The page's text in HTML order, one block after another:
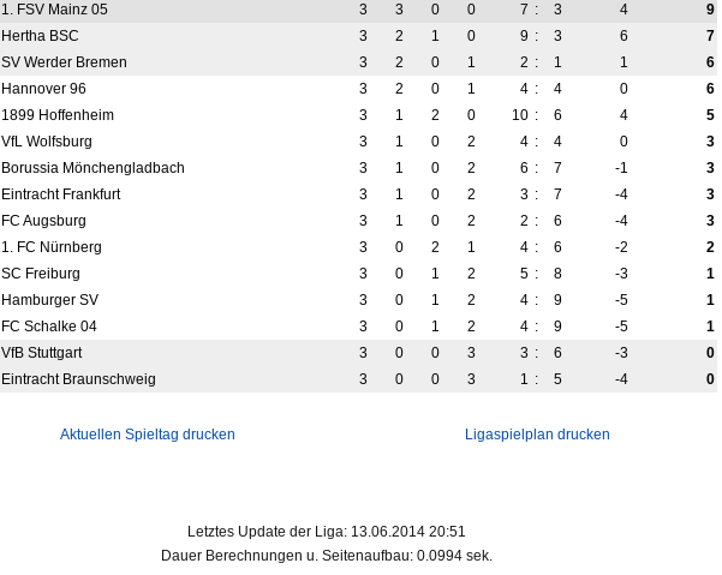
1. FSV Mainz 05 3 3 0 0 7 : 3 4
9
Hertha BSC 3 2 1 0 9 : 3 6
7
SV Werder Bremen 3 2 0 1 2 : 1 1
6
Hannover 96 3 2 0 1 4 : 4 0
6
1899 Hoffenheim 3 1 2 0 10 : 6 4
5
VfL Wolfsburg 3 1 0 2 4 : 4 0
3
Borussia Mönchengladbach 3 1 0 2 6 : 7 -1
3
Eintracht Frankfurt 3 1 0 2 3 : 7 -4
3
FC Augsburg 3 1 0 2 2 : 6 -4
3
1. FC Nürnberg 3 0 2 1 4 : 6 -2
2
SC Freiburg 3 0 1 2 5 : 8 -3
1
Hamburger SV 3 0 1 2 4 : 9 -5
1
FC Schalke 04 3 0 1 2 4 : 9 -5
1
VfB Stuttgart 3 0 0 3 3 : 6 -3
0
Eintracht Braunschweig 3 0 0 3 1 : 5 -4 0
Aktuellen Spieltag drucken Ligaspielplan drucken
Letztes Update der Liga: 13.06.2014 20:51
Dauer Berechnungen u. Seitenaufbau: 0.0994 sek.